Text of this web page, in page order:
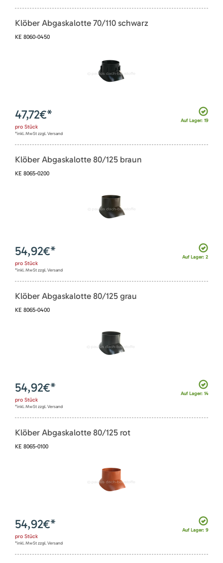
Klöber Abgaskalotte 70/110 schwarz
KE 8060-0450
Auf Lager: 19
47,72€*
pro Stück
*inkl. MwSt zzgl. Versand
Klöber Abgaskalotte 80/125 braun
KE 8065-0200
Auf Lager: 2
54,92€*
pro Stück
*inkl. MwSt zzgl. Versand
Klöber Abgaskalotte 80/125 grau
KE 8065-0400
Auf Lager: 14
54,92€*
pro Stück
*inkl. MwSt zzgl. Versand
Klöber Abgaskalotte 80/125 rot
KE 8065-0100
Auf Lager: 9
54,92€*
pro Stück
*inkl. MwSt zzgl. Versand